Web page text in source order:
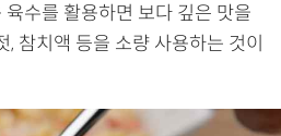
수를 활용하면 보다 깊은 맛을
참치액 등을 소량 사용하는 것이